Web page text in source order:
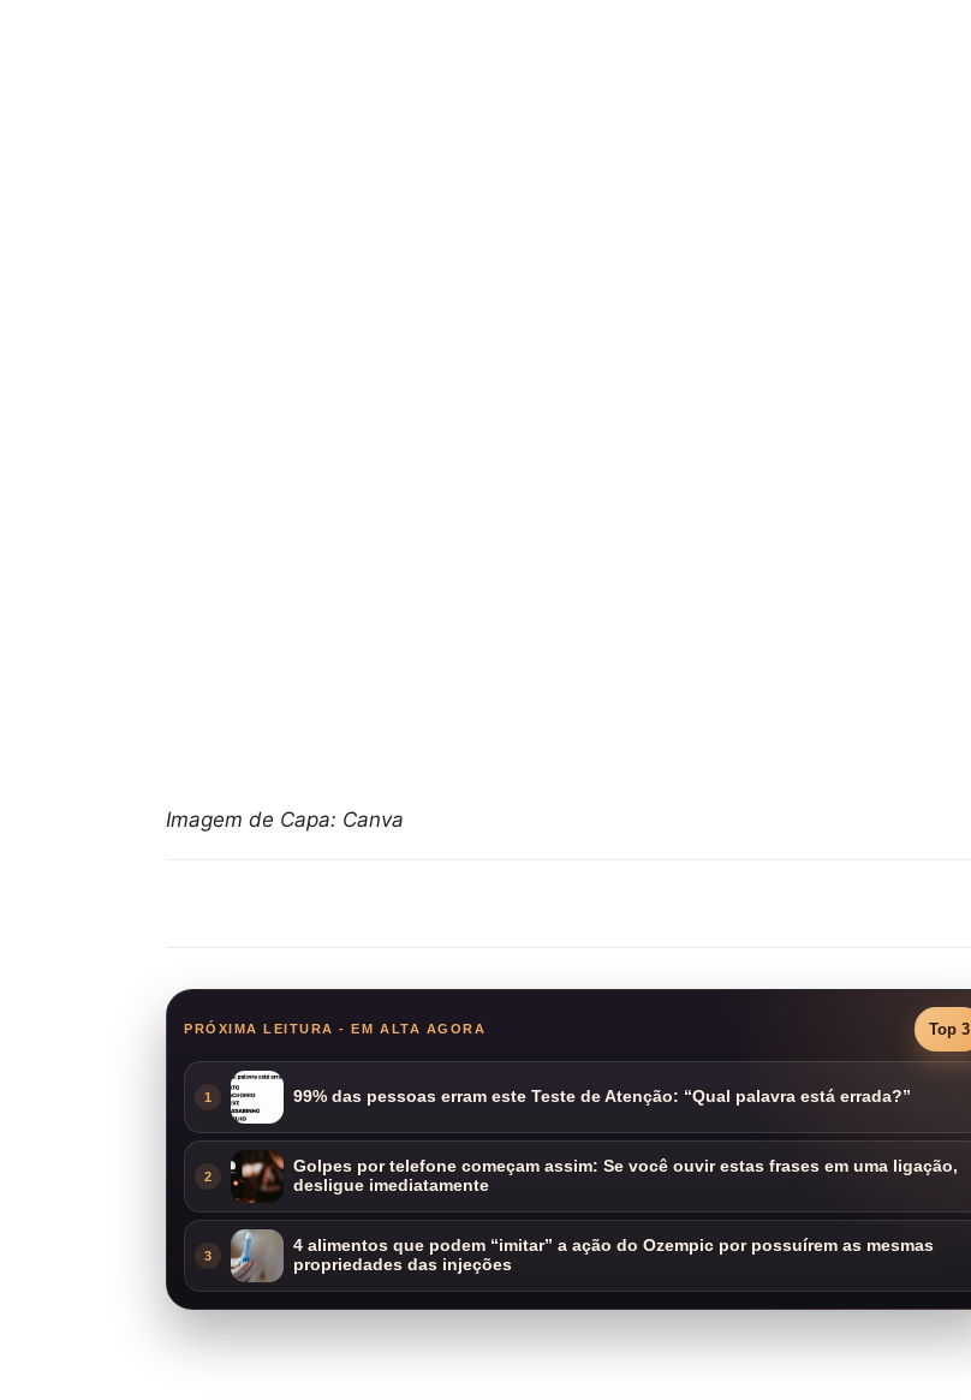
Imagem de Capa: Canva
PRÓXIMA LEITURA - EM ALTA AGORA Top 3
1 99% das pessoas erram este Teste de Atenção: “Qual palavra está errada?”
2
Golpes por telefone começam assim: Se você ouvir estas frases em uma ligação,
desligue imediatamente
3
4 alimentos que podem “imitar” a ação do Ozempic por possuírem as mesmas
propriedades das injeções